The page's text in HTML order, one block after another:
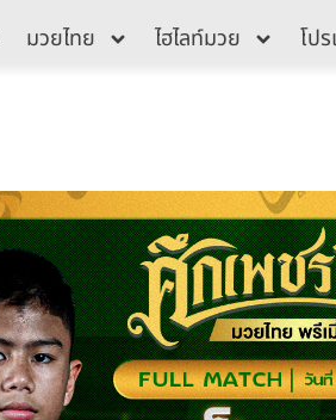
มวยไทย ไฮไลท์มวย โป